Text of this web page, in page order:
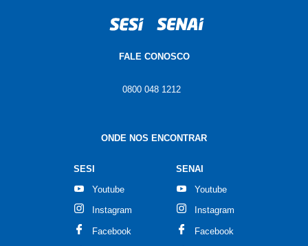
FALE CONOSCO
0800 048 1212
ONDE NOS ENCONTRAR
SESI
Youtube
Instagram
Facebook
SENAI
Youtube
Instagram
Facebook